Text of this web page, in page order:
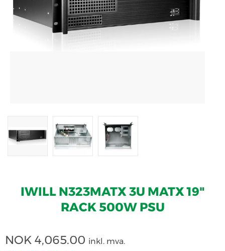
IWILL N323MATX 3U MATX 19"
RACK 500W PSU
NOK 4,065.00 inkl. mva.